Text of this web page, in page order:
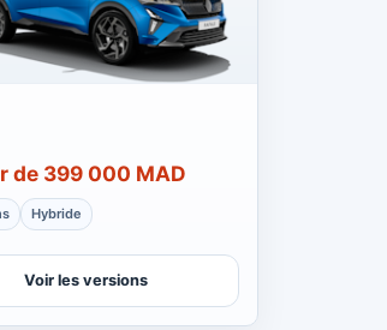
de 399 000 MAD
Hybride
Voir les versions